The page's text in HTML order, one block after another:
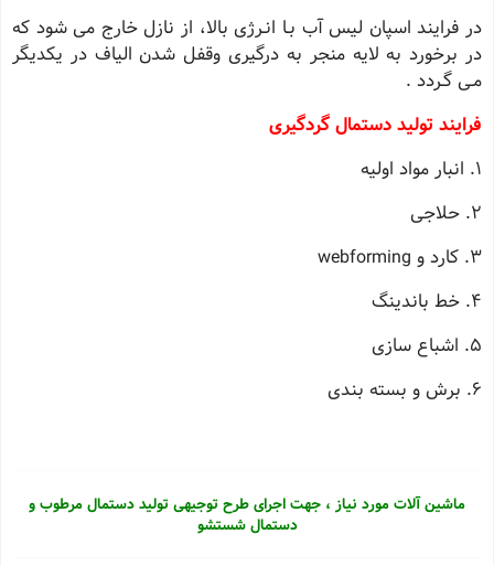
در فرایند اسپان لیس آب بـا انـرژی بالا، از نازل خارج می شود كه
در برخورد به لایه منجر به درگیری وقفل شدن الیاف در یكدیگر
مـی گـردد .
فرایند تولید دستمال گردگیری
1. انبار مواد اولیه
2. حلاجی
3. کارد و webforming
4. خط باندینگ
5. اشباع سازی
6. برش و بسته بندی
ماشین آلات مورد نیاز ، جهت اجرای طرح توجیهی تولید دستمال مرطوب و
دستمال شستشو